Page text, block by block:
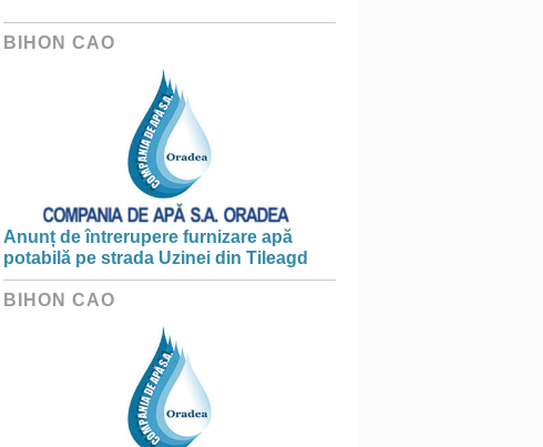
BIHON CAO
Anunț de întrerupere furnizare apă
potabilă pe strada Uzinei din Tileagd
BIHON CAO